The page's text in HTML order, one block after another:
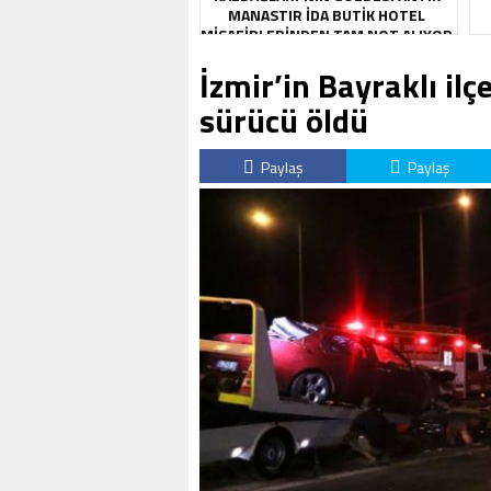
MANASTIR İDA BUTIK HOTEL
MISAFIRLERINDEN TAM NOT ALIYOR
İzmir’in Bayraklı
sürücü öldü
Paylaş Paylaş